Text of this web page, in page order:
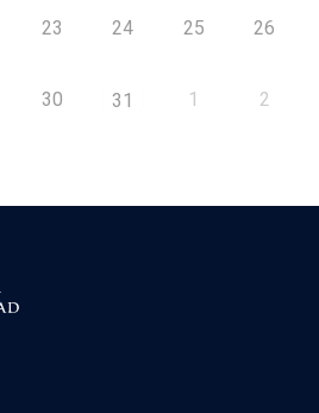
23 24 25 26
30 31 1 2